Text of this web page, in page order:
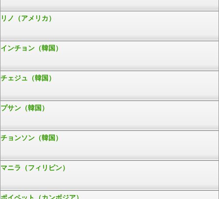
リノ（アメリカ）
インチョン（韓国）
チェジュ（韓国）
プサン（韓国）
チョンソン（韓国）
マニラ（フィリピン）